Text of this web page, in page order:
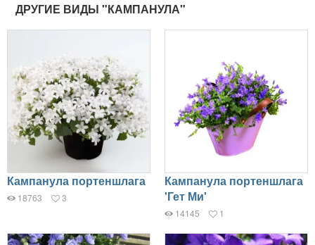
ДРУГИЕ ВИДЫ "КАМПАНУЛА"
Кампанула портеншлага
18763 3
Кампанула портеншлага
'Гет Ми'
14145 1